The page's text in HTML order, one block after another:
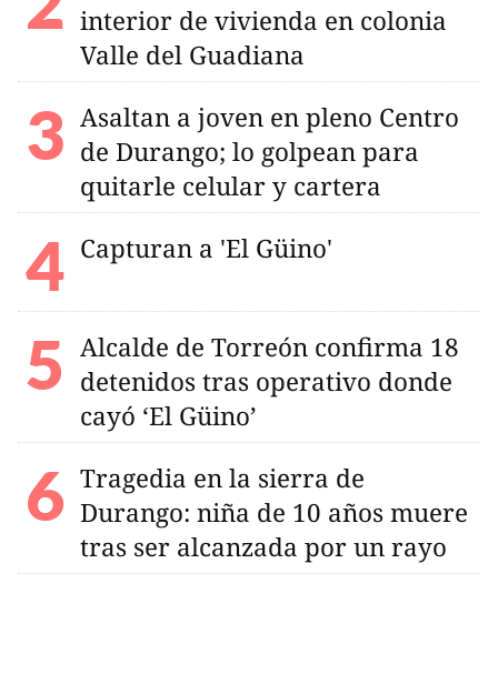
interior de vivienda en colonia
Valle del Guadiana
Asaltan a joven en pleno Centro
de Durango; lo golpean para
quitarle celular y cartera
Capturan a 'El Güino'
Alcalde de Torreón confirma 18
detenidos tras operativo donde
cayó ‘El Güino’
Tragedia en la sierra de
Durango: niña de 10 años muere
tras ser alcanzada por un rayo